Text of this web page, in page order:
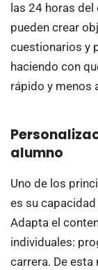
las 24 horas
pueden crear
cuestionarios y
haciendo con
rápido y menos
alumno
Uno de los
es su
Adapta el
individuales:
carrera. De